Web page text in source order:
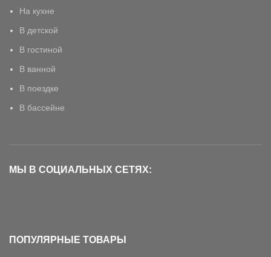
На кухне
В детской
В гостиной
В ванной
В поездке
В бассейне
МЫ В СОЦИАЛЬНЫХ СЕТЯХ:
ПОПУЛЯРНЫЕ ТОВАРЫ